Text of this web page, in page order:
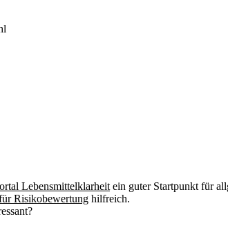
Lebensmittelklarheit ein guter Startpunkt für
Risikobewertung hilfreich.